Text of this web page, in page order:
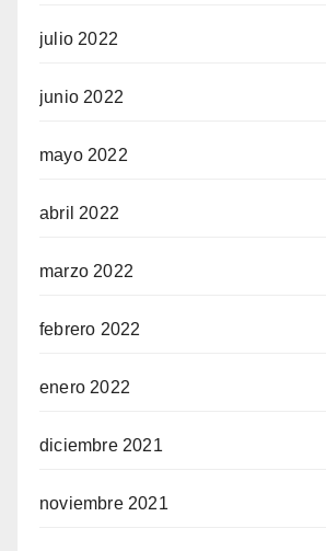
julio 2022
junio 2022
mayo 2022
abril 2022
marzo 2022
febrero 2022
enero 2022
diciembre 2021
noviembre 2021